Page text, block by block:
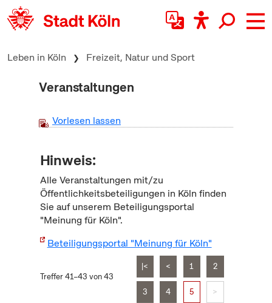
zum Inhalt springen
Leben in Köln Freizeit, Natur und Sport
Veranstaltungen
Vorlesen lassen
Hinweis:
Alle Veranstaltungen mit/zu
Öffentlichkeitsbeteiligungen in Köln finden
Sie auf unserem Beteiligungsportal
"Meinung für Köln".
Beteiligungsportal "Meinung für Köln"
Treffer 41–43 von 43
|< < 1 2
3 4 5 >